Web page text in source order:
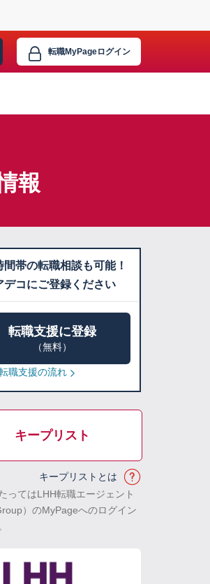
転職MyPageログイン
報
帯の転職相談も可能！
デコにご登録ください
転職支援に登録
（無料）
職支援の流れ
キープリスト
キープリストとは
ってはLHH転職エージェント
）のMyPageへのログイン